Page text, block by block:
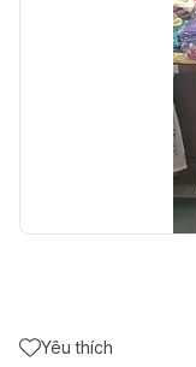
Yêu thích